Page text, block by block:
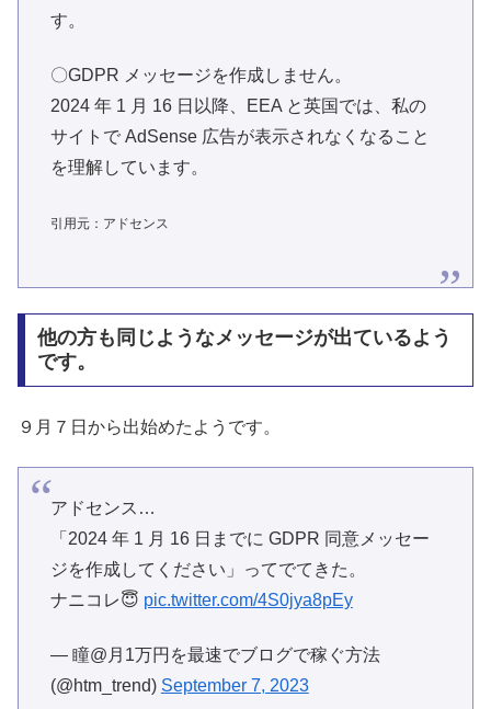
す。
〇GDPR メッセージを作成しません。
2024 年 1 月 16 日以降、EEA と英国では、私の
サイトで AdSense 広告が表示されなくなること
を理解しています。
引用元：アドセンス
他の方も同じようなメッセージが出ているよう
です。
９月７日から出始めたようです。
アドセンス…
「2024 年 1 月 16 日までに GDPR 同意メッセー
ジを作成してください」ってでてきた。
ナニコレ😇 pic.twitter.com/4S0jya8pEy
— 瞳@月1万円を最速でブログで稼ぐ方法
(@htm_trend) September 7, 2023